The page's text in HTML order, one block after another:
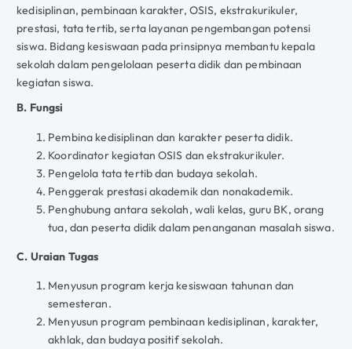
kedisiplinan, pembinaan karakter, OSIS, ekstrakurikuler,
prestasi, tata tertib, serta layanan pengembangan potensi
siswa. Bidang kesiswaan pada prinsipnya membantu kepala
sekolah dalam pengelolaan peserta didik dan pembinaan
kegiatan siswa.
B. Fungsi
Pembina kedisiplinan dan karakter peserta didik.
Koordinator kegiatan OSIS dan ekstrakurikuler.
Pengelola tata tertib dan budaya sekolah.
Penggerak prestasi akademik dan nonakademik.
Penghubung antara sekolah, wali kelas, guru BK, orang
tua, dan peserta didik dalam penanganan masalah siswa.
C. Uraian Tugas
Menyusun program kerja kesiswaan tahunan dan
semesteran.
Menyusun program pembinaan kedisiplinan, karakter,
akhlak, dan budaya positif sekolah.